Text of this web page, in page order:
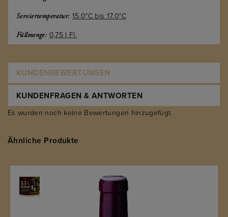
Serviertemperatur: 15.0°C bis 17.0°C
Füllmenge: 0,75 l Fl.
KUNDENBEWERTUNGEN
KUNDENFRAGEN & ANTWORTEN
Es wurden noch keine Bewertungen hinzugefügt.
Ähnliche Produkte